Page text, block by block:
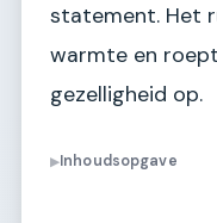
statement. Het
warmte en
gezelligheid op.
▶Inhoudsopgave